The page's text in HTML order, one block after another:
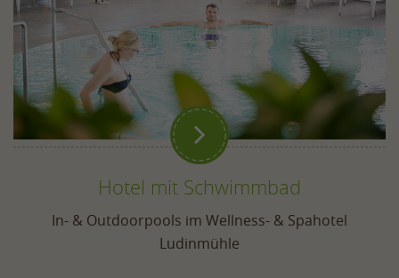

Hotel mit Schwimmbad
In- & Outdoorpools im Wellness- & Spahotel
Ludinmühle